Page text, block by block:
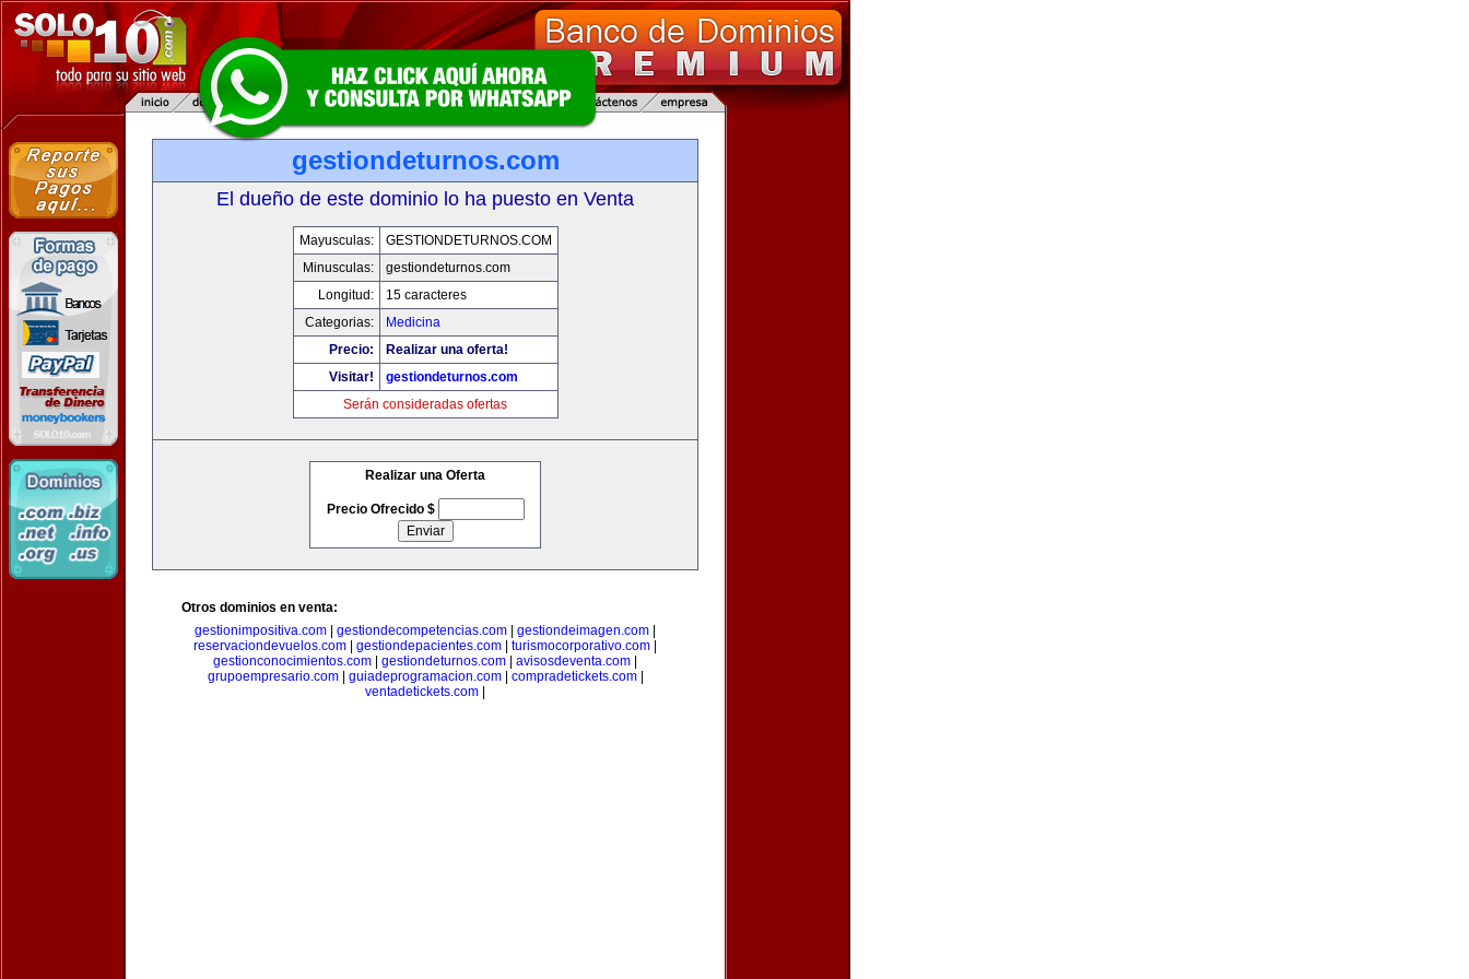
gestiondeturnos.com
El dueño de este dominio lo ha puesto en Venta
Mayusculas:
GESTIONDETURNOS.COM
Minusculas:
gestiondeturnos.com
Longitud:
15 caracteres
Categorias:
Medicina
Precio:
Realizar una oferta!
Visitar!
gestiondeturnos.com
Serán consideradas ofertas
Realizar una Oferta
Precio Ofrecido $
Otros dominios en venta:
gestionimpositiva.com
gestiondecompetencias.com gestiondeimagen.com
reservaciondevuelos.com
gestiondepacientes.com turismocorporativo.com
gestionconocimientos.com
gestiondeturnos.com avisosdeventa.com
grupoempresario.com| guiadeprogramacion.com| compradetickets.com|
ventadetickets.com